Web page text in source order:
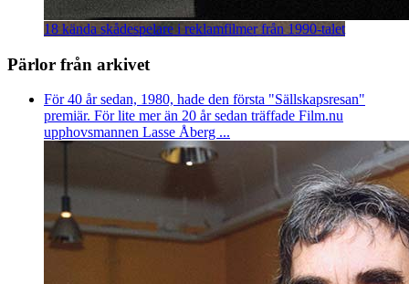
18 kända skådespelare i reklamfilmer från 1990-talet
Pärlor från arkivet
För 40 år sedan, 1980, hade den första "Sällskapsresan"
premiär. För lite mer än 20 år sedan träffade Film.nu
upphovsmannen Lasse Åberg ...